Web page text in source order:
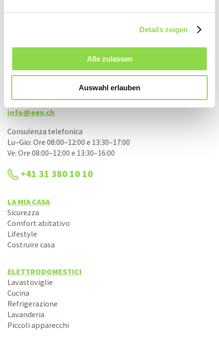
Details zeigen
Alle zulassen
Auswahl erlauben
Associazione svizzera d’acquisto elettrico
aae società cooperativa
3322 Urtenen-Schönbühl
info@eev.ch
Consulenza telefonica
Lu–Gio: Ore 08:00–12:00 e 13:30–17:00
Ve: Ore 08:00–12:00 e 13:30–16:00
+41 31 380 10 10
LA MIA CASA
Sicurezza
Comfort abitativo
Lifestyle
Costruire casa
ELETTRODOMESTICI
Lavastoviglie
Cucina
Refrigerazione
Lavanderia
Piccoli apparecchi